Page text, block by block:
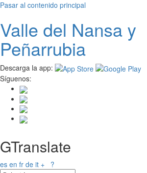
Pasar al contenido principal
Valle del Nansay
Peñarrubia
Descarga la app:
Síguenos:
GTranslate
es en fr de it + ?